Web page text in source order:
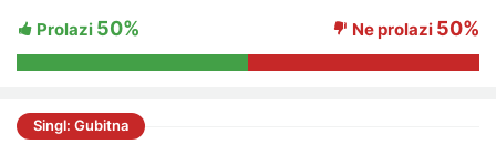
Prolazi 50% Ne prolazi 50%
Singl: Gubitna